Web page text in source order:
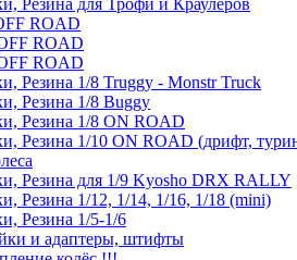
Резина для Трофи и Краулеров
ROAD
ROAD
ROAD
Резина 1/8 Truggy - Monstr Truck
Резина 1/8 Buggy
Резина 1/8 ON ROAD
Резина 1/10 ON ROAD (дрифт,
Резина для 1/9 Kyosho DRX RALLY
Резина 1/12, 1/14, 1/16, 1/18 (mini)
Резина 1/5-1/6
и адаптеры, штифты